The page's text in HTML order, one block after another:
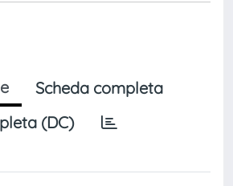
Scheda completa
(DC)